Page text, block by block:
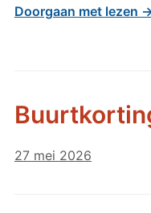
Doorgaan met lezen
27 mei 2026